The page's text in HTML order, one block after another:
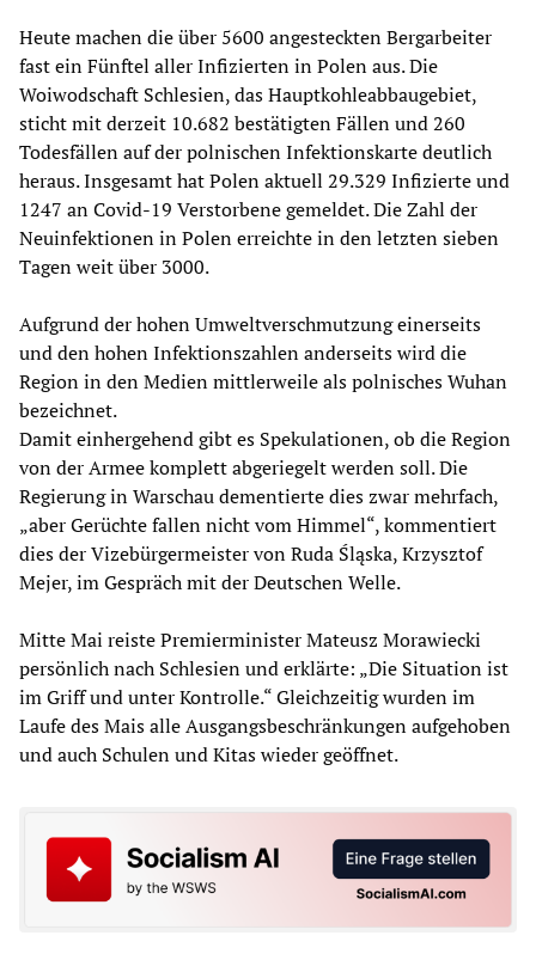
Heute machen die über 5600 angesteckten Bergarbeiter
fast ein Fünftel aller Infizierten in Polen aus. Die
Woiwodschaft Schlesien, das Hauptkohleabbaugebiet,
sticht mit derzeit 10.682 bestätigten Fällen und 260
Todesfällen auf der polnischen Infektionskarte deutlich
heraus. Insgesamt hat Polen aktuell 29.329 Infizierte und
1247 an Covid-19 Verstorbene gemeldet. Die Zahl der
Neuinfektionen in Polen erreichte in den letzten sieben
Tagen weit über 3000.
Aufgrund der hohen Umweltverschmutzung einerseits
und den hohen Infektionszahlen anderseits wird die
Region in den Medien mittlerweile als polnisches Wuhan
bezeichnet.
Damit einhergehend gibt es Spekulationen, ob die Region
von der Armee komplett abgeriegelt werden soll. Die
Regierung in Warschau dementierte dies zwar mehrfach,
„aber Gerüchte fallen nicht vom Himmel“, kommentiert
dies der Vizebürgermeister von Ruda Śląska, Krzysztof
Mejer, im Gespräch mit der Deutschen Welle.
Mitte Mai reiste Premierminister Mateusz Morawiecki
persönlich nach Schlesien und erklärte: „Die Situation ist
im Griff und unter Kontrolle.“ Gleichzeitig wurden im
Laufe des Mais alle Ausgangsbeschränkungen aufgehoben
und auch Schulen und Kitas wieder geöffnet.